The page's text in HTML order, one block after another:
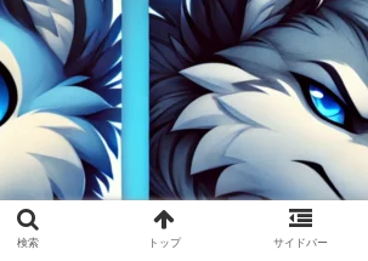
検索 トップ サイドバー